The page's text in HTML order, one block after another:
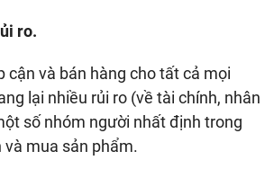
ro.
cận và bán hàng cho tất cả mọi
lại nhiều rủi ro (về tài chính, nhân
số nhóm người nhất định trong
và mua sản phẩm.